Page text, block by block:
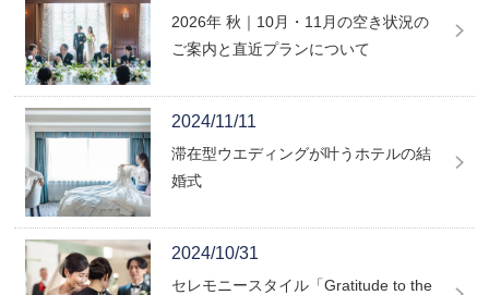
2026年 秋｜10月・11月の空き状況の
ご案内と直近プランについて
2024/11/11
滞在型ウエディングが叶うホテルの結
婚式
2024/10/31
セレモニースタイル「Gratitude to the